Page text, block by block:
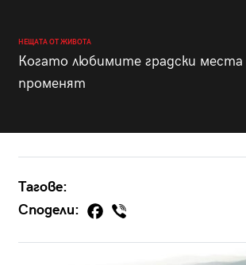
НЕЩАТА ОТ ЖИВОТА
Когато любимите градски места
променят
Тагове:
Сподели: